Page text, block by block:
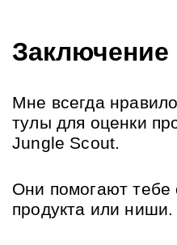
Заключение
Мне всегда
тулы для оценки
Jungle Scout.
Они помогают тебе
продукта или ниши.